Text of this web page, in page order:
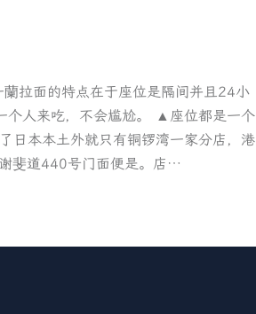
拉面的特点在于座位是隔间并且24小
个人来吃，不会尴尬。 ▲座位都是一个
日本本土外就只有铜锣湾一家分店，港
斐道440号门面便是。店…